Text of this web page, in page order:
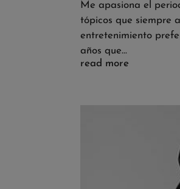
Me apasiona el
tópicos que siempre
entretenimiento
años que...
read more